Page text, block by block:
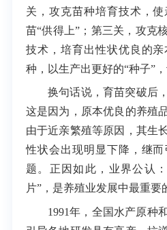
关，攻克苗种培育技术，
苗“供得上”；第三关，攻克
技术，培育出性状优良的
种，以生产出更好的“种子”，
换句话说，育苗突破后
这是因为，原本优良的养殖
由于近亲繁殖等原因，其生
性状会出现明显下降，继
题。正因如此，业界公认
片”，是养殖业发展中最重要
1991年，全国水产原种